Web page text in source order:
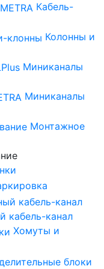
Кабель-
Колонны и
Миниканалы
Миниканалы
Монтажное
кабель-канал
Хомуты и